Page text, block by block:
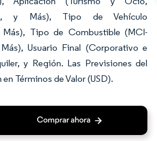
y Más), Tipo de Vehículo
Tipo de Combustible (MCI-
Usuario Final (Corporativo e
y Región. Las Previsiones del
Términos de Valor (USD).